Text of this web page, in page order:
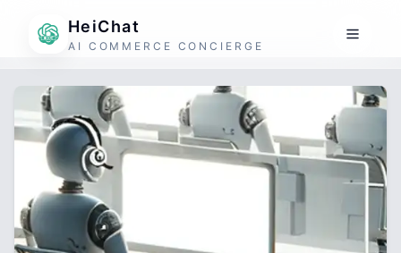
HeiChat
AI COMMERCE CONCIERGE